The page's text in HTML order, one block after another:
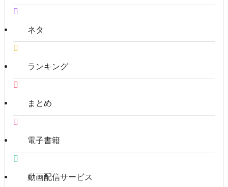
ネタ
ランキング
まとめ
電子書籍
動画配信サービス